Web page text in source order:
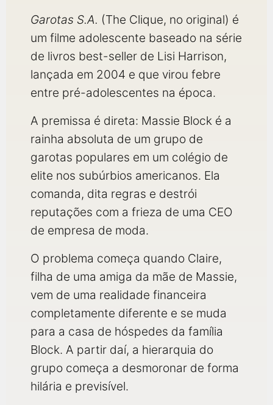
Garotas S.A. (The Clique, no original) é
um filme adolescente baseado na série
de livros best-seller de Lisi Harrison,
lançada em 2004 e que virou febre
entre pré-adolescentes na época.
A premissa é direta: Massie Block é a
rainha absoluta de um grupo de
garotas populares em um colégio de
elite nos subúrbios americanos. Ela
comanda, dita regras e destrói
reputações com a frieza de uma CEO
de empresa de moda.
O problema começa quando Claire,
filha de uma amiga da mãe de Massie,
vem de uma realidade financeira
completamente diferente e se muda
para a casa de hóspedes da família
Block. A partir daí, a hierarquia do
grupo começa a desmoronar de forma
hilária e previsível.